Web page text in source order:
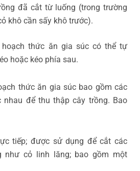
đã cắt từ luống (trong trường
khô cần sấy khô trước).
hoạch thức ăn gia súc có thể tự
hoặc kéo phía sau.
thức ăn gia súc bao gồm các
nhau để thu thập cây trồng. Bao
tiếp; được sử dụng để cắt các
như cỏ linh lăng; bao gồm một